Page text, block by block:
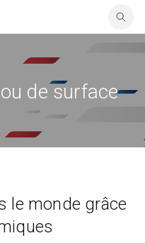
ni emballage
de surface
le monde grâce